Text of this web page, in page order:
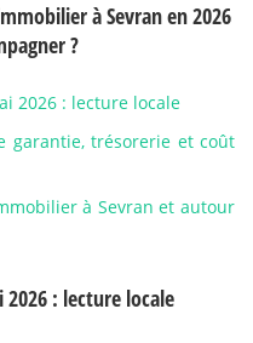
à Sevran en 2026
?
2026 : lecture locale
garantie, trésorerie et coût
à Sevran et autour
: lecture locale